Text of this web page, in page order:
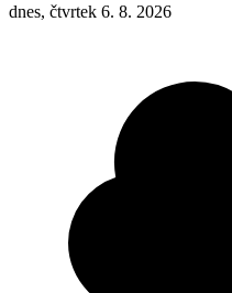
dnes, čtvrtek 6. 8. 2026